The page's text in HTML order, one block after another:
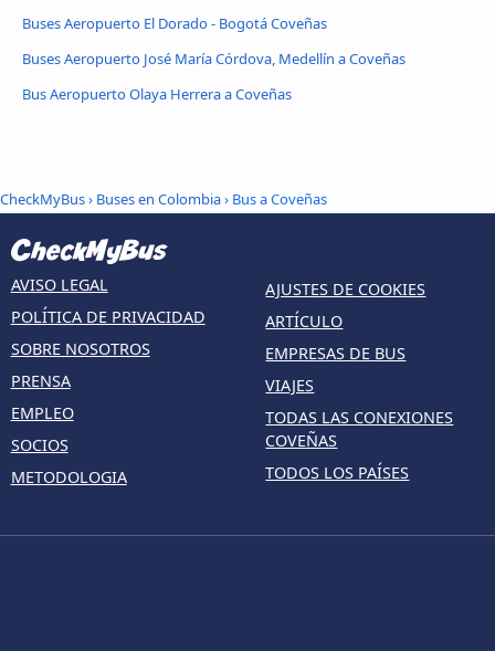
Buses Aeropuerto El Dorado - Bogotá Coveñas
Buses Aeropuerto José María Córdova, Medellín a Coveñas
Bus Aeropuerto Olaya Herrera a Coveñas
CheckMyBus› Buses en Colombia› Bus a Coveñas
AVISO LEGAL
POLÍTICA DE PRIVACIDAD
SOBRE NOSOTROS
PRENSA
EMPLEO
SOCIOS
METODOLOGIA
AJUSTES DE COOKIES
ARTÍCULO
EMPRESAS DE BUS
VIAJES
TODAS LAS CONEXIONES
COVEÑAS
TODOS LOS PAÍSES